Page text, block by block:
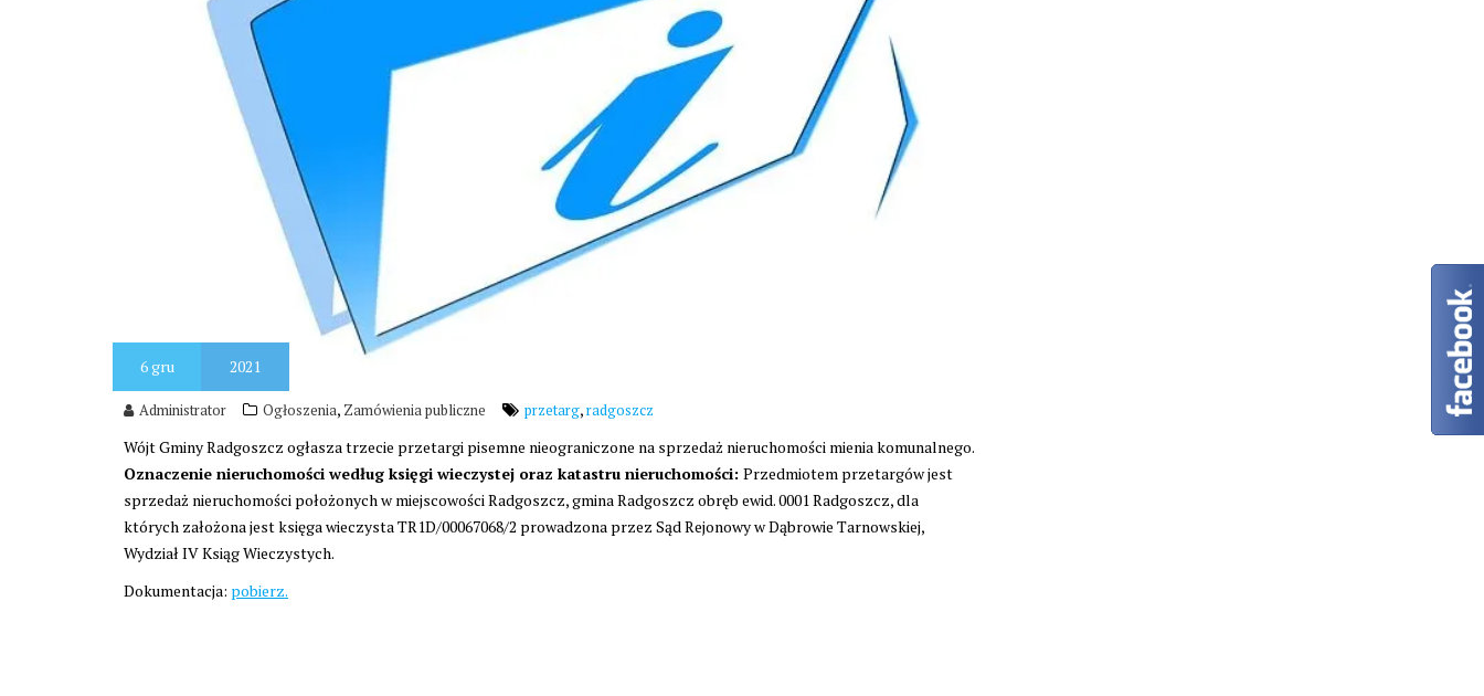
6gru 2021
Administrator Ogłoszenia, Zamówienia publiczne przetarg,radgoszcz
Wójt Gminy Radgoszcz ogłasza trzecie przetargi pisemne nieograniczone na sprzedaż nieruchomości mienia komunalnego.
Oznaczenie nieruchomości według księgi wieczystej oraz katastru nieruchomości: Przedmiotem przetargów jest
sprzedaż nieruchomości położonych w miejscowości Radgoszcz, gmina Radgoszcz obręb ewid. 0001 Radgoszcz, dla
których założona jest księga wieczysta TR1D/00067068/2 prowadzona przez Sąd Rejonowy w Dąbrowie Tarnowskiej,
Wydział IV Ksiąg Wieczystych.
Dokumentacja: pobierz.